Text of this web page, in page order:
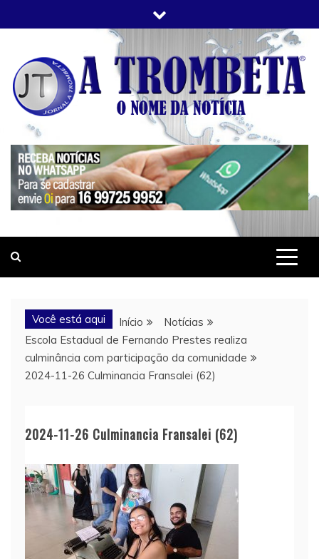
to
JORNAL A TROMBETA
O Nome da Notícia
Você está aqui Início
Notícias
Escola Estadual de Fernando Prestes realiza
culminância com participação da comunidade
2024-11-26 Culminancia Fransalei (62)
2024-11-26 Culminancia Fransalei (62)